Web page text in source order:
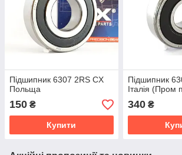
Підшипник 6307 2RS CX
Польща
150 ₴
Купити
Підшипник
Італія (Пром
340₴